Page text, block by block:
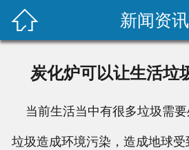
 新闻资讯
炭化炉可以让生活垃
当前生活当中有很多垃圾需要
垃圾造成环境污染，造成地球